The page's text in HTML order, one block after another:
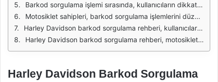
Barkod sorgulama işlemi sırasında, kullanıcıların dikkat etmesi gereken bazı noktalar bulunmaktadır. Öncelikle, sorgulama işlemi için doğru barkodun kullanılması gerekmektedir. Yanlış bir barkod kullanılması durumunda, hatalı bilgiler elde edilebilir. Ayrıca, sorgulama işleminin gerçekleştirileceği web sitesinin güvenilir olduğundan emin olunmalıdır. Güvenilir bir kaynak, doğru ve güncel bilgiler sunar.
Motosiklet sahipleri, barkod sorgulama işlemlerini düzenli olarak yaparak araçlarının durumunu takip edebilirler. Bu, herhangi bir sorun veya bakım gereksinimini önceden tespit etmeye yardımcı olur. Ayrıca, barkod sorgulama, motosikletin çalıntı olup olmadığını kontrol etmek için de kullanılabilir. Bu, özellikle ikinci el motosiklet alırken son derece önemlidir.
Harley Davidson barkod sorgulama rehberi, kullanıcıların motosikletlerinin geçmişini daha iyi anlamalarına yardımcı olmakla kalmaz, aynı zamanda motosikletin değerini de etkileyebilir. Motosikletin bakımlı ve sorunsuz bir geçmişe sahip olması, alım fiyatını artırabilir. Bu nedenle, barkod sorgulama işlemi sadece bir bilgi sağlama aracı değil, aynı zamanda bir yatırım aracı olarak da değerlendirilebilir.
Harley Davidson barkod sorgulama rehberi, motosiklet alım-satım işlemlerinde önemli bir rol oynamaktadır. Kullanıcılar, bu rehber sayesinde motosikletlerinin geçmişine dair detaylı bilgiye ulaşırken, güvenilirliklerini artırabilirler. Barkod sorgulama işlemi, hem alıcılar hem de satıcılar için faydalı bir süreçtir ve motosiklet tutkunlarının bilinçli kararlar vermesine yardımcı olur.
Harley Davidson Barkod Sorgulama